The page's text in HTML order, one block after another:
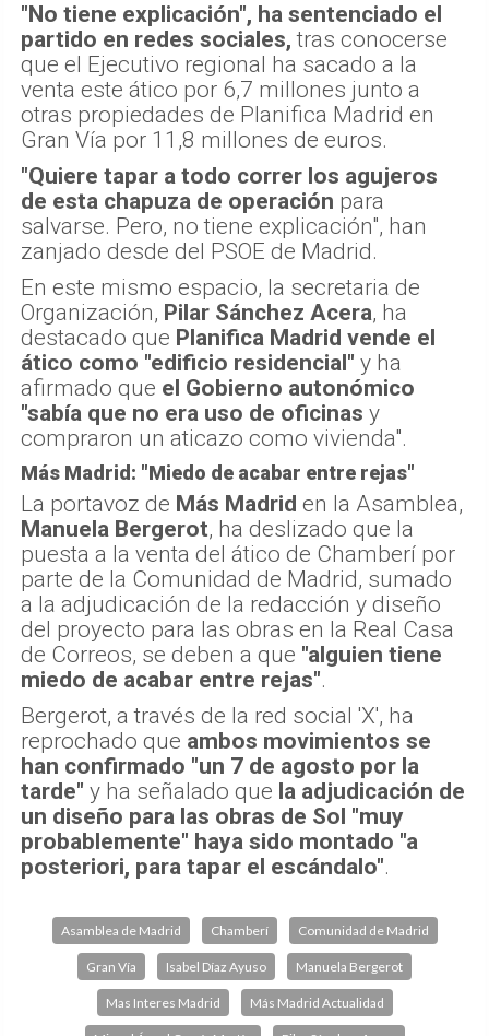
"No tiene explicación", ha sentenciado el
partido en redes sociales, tras conocerse
que el Ejecutivo regional ha sacado a la
venta este ático por 6,7 millones junto a
otras propiedades de Planifica Madrid en
Gran Vía por 11,8 millones de euros.
"Quiere tapar a todo correr los agujeros
de esta chapuza de operación para
salvarse. Pero, no tiene explicación", han
zanjado desde del PSOE de Madrid.
En este mismo espacio, la secretaria de
Organización, Pilar Sánchez Acera, ha
destacado que Planifica Madrid vende el
ático como "edificio residencial" y ha
afirmado que el Gobierno autonómico
"sabía que no era uso de oficinas y
compraron un aticazo como vivienda".
Más Madrid: "Miedo de acabar entre rejas"
La portavoz de Más Madrid en la Asamblea,
Manuela Bergerot, ha deslizado que la
puesta a la venta del ático de Chamberí por
parte de la Comunidad de Madrid, sumado
a la adjudicación de la redacción y diseño
del proyecto para las obras en la Real Casa
de Correos, se deben a que "alguien tiene
miedo de acabar entre rejas".
Bergerot, a través de la red social 'X', ha
reprochado que ambos movimientos se
han confirmado "un 7 de agosto por la
tarde" y ha señalado que la adjudicación de
un diseño para las obras de Sol "muy
probablemente" haya sido montado "a
posteriori, para tapar el escándalo".
Asamblea de Madrid Chamberí Comunidad de Madrid
Gran Vía Isabel Díaz Ayuso Manuela Bergerot
Mas Interes Madrid Más Madrid Actualidad